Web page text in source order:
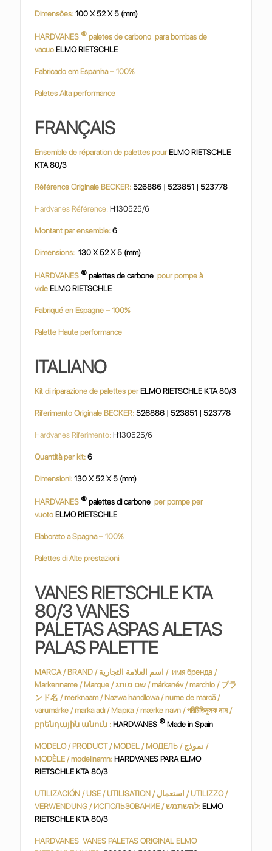
Dimensões:100 X 52 X 5 (mm)
HARDVANES ® paletes de carbono para bombas de
vacuo ELMO RIETSCHLE
Fabricado em Espanha – 100%
Paletes Alta performance
FRANÇAIS
Ensemble de réparation de palettes pour ELMO RIETSCHLE
KTA 80/3
Référence Originale BECKER:526886 | 523851 | 523778
Hardvanes Référence: H130525/6
Montant par ensemble:6
Dimensions:130 X 52 X 5 (mm)
HARDVANES ® palettes de carbone pour pompe à
vide ELMO RIETSCHLE
Fabriqué en Espagne – 100%
Palette Haute performance
ITALIANO
Kit di riparazione de palettes per ELMO RIETSCHLE KTA 80/3
Riferimento Originale BECKER:526886 | 523851 | 523778
Hardvanes Riferimento:H130525/6
Quantità per kit:6
Dimensioni:130 X 52 X 5 (mm)
HARDVANES ® palettes di carbone per pompe per
vuoto ELMO RIETSCHLE
Elaborato a Spagna – 100%
Palettes di Alte prestazioni
VANES RIETSCHLE KTA
80/3 VANES
PALETAS ASPAS ALETAS
PALAS PALETTE
MARCA / BRAND / اسم العلامة التجارية / имя бренда /
Markenname / Marque / שם מותג / márkanév / marchio / ブラ
ンド名 / merknaam / Nazwa handlowa / nume de marcă /
varumärke / marka adı / Марка / mærke navn / পরিচিতিমুলক নাম /
բրենդային անուն : HARDVANES ® Made in Spain
MODELO / PRODUCT / MODEL / МОДЕЛЬ / نموذج /
MODÈLE / modellnamn: HARDVANES PARA ELMO
RIETSCHLE KTA 80/3
UTILIZACIÓN / USE / UTILISATION / استعمال / UTILIZZO /
VERWENDUNG / ИСПОЛЬЗОВАНИЕ / להשתמש: ELMO
RIETSCHLE KTA 80/3
HARDVANES VANES PALETAS ORIGINAL ELMO